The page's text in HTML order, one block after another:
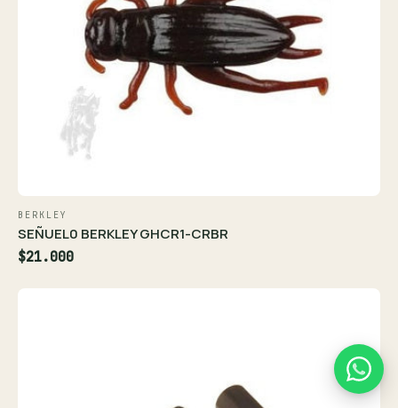
BERKLEY
SEÑUEL0 BERKLEY GHCR1-CRBR
$21.000